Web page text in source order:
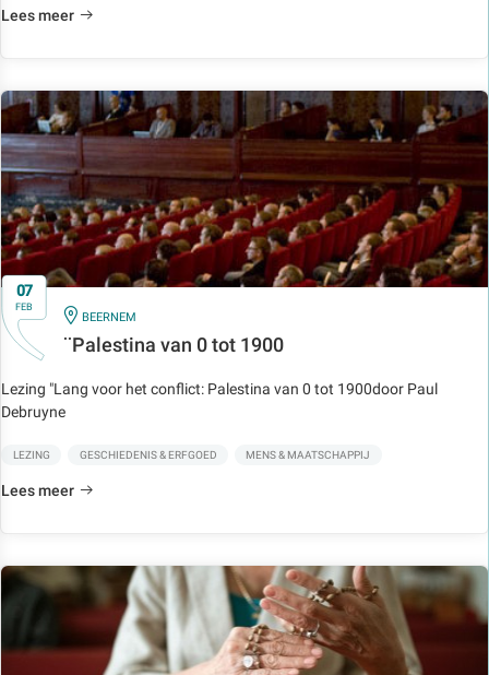
Lees meer
07
FEB
IN
BEERNEM
¨Palestina van 0 tot 1900
Lezing "Lang voor het conflict: Palestina van 0 tot 1900door Paul
Debruyne
LEZING GESCHIEDENIS & ERFGOED MENS & MAATSCHAPPIJ
Lees meer